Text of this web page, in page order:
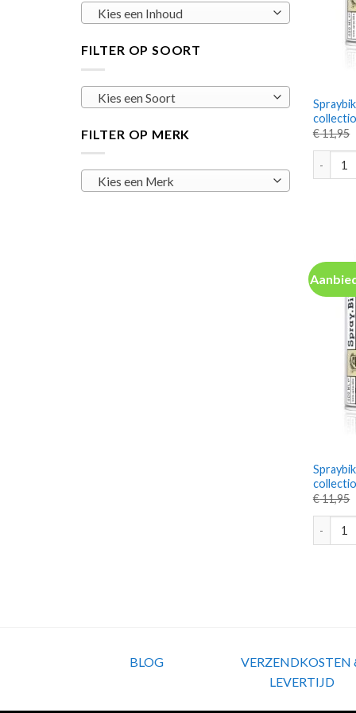
Kies een Inhoud
FILTER OP SOORT
Kies een Soort
FILTER OP MERK
Kies een Merk
€11,95
€11,95
BLOG
VERZENDKOSTEN
LEVERTIJD